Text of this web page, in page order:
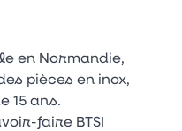
en Normandie,
pièces en inox,
15 ans.
faire BTSI